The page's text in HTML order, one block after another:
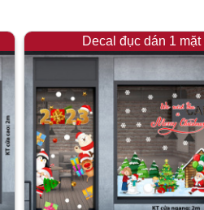
Decal đục dán 1 mặt